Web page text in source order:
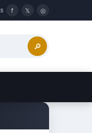
f 𝕏 ◎
🔎